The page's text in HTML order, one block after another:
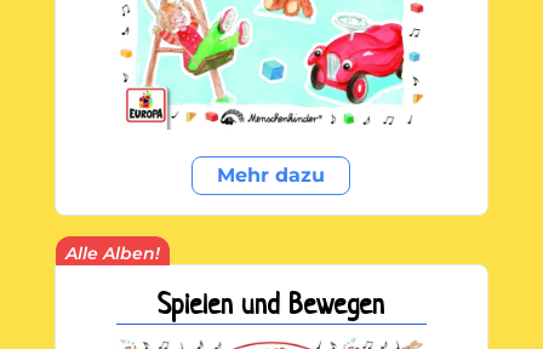
Mehr dazu
Alle Alben!
Spielen und Bewegen